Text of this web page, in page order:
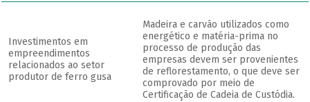
Investimentos em
empreendimentos
relacionados ao setor
produtor de ferro gusa
Madeira e carvão utilizados como
energético e matéria-prima no
processo de produção das
empresas devem ser provenientes
de reflorestamento, o que deve ser
comprovado por meio de
Certificação de Cadeia de Custódia.